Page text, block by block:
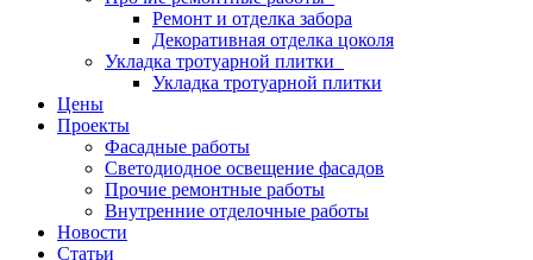
Ремонт и отделка забора
Декоративная отделка цоколя
Укладка тротуарной плитки
Укладка тротуарной плитки
Цены
Проекты
Фасадные работы
Светодиодное освещение фасадов
Прочие ремонтные работы
Внутренние отделочные работы
Новости
Статьи